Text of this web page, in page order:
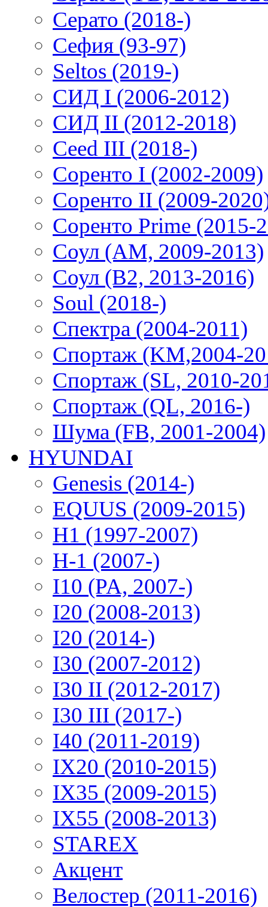
Серато (2018-)
Сефия (93-97)
Seltos (2019-)
СИД I (2006-2012)
СИД II (2012-2018)
Ceed III (2018-)
Соренто I (2002-2009)
Соренто II (2009-
Соренто Prime (2015-
Соул (AM, 2009-2013)
Соул (B2, 2013-2016)
Soul (2018-)
Спектра (2004-2011)
Спортаж (KM,2004-
Спортаж (SL, 2010-
Спортаж (QL, 2016-)
Шума (FB, 2001-2004)
HYUNDAI
Genesis (2014-)
EQUUS (2009-2015)
H1 (1997-2007)
H-1 (2007-)
I10 (PA, 2007-)
I20 (2008-2013)
I20 (2014-)
I30 (2007-2012)
I30 II (2012-2017)
I30 III (2017-)
I40 (2011-2019)
IX20 (2010-2015)
IX35 (2009-2015)
IX55 (2008-2013)
STAREX
Акцент
Велостер (2011-2016)